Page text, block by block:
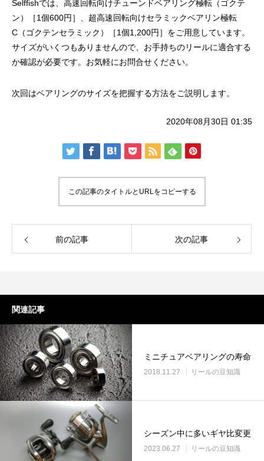
リールオーバーホール「マスタープログラ
ム」
2023.03.21
Selffishが教えるリ
（第22回）コラム
2023.02.06
Selffishでは、高速回転向けチューンドベアリング極転（ゴクテ
ン）［1個600円］、超高速回転向けセラミックベアリン極転
C（ゴクテンセラミック）［1個1,200円］をご用意しています。
サイズがいくつもありませんので、お手持ちのリールに適合する
か確認が必要です。お気軽にお問合せください。
次回はベアリングのサイズを把握する方法をご説明します。
2020年08月30日 01:35
この記事のタイトルとURLをコピーする
前の記事 次の記事
関連記事
ミニチュアベアリングの寿命
2018.11.27 リールの豆知識
シーズン中に多いギヤ比変更
2023.06.27 リールの豆知識